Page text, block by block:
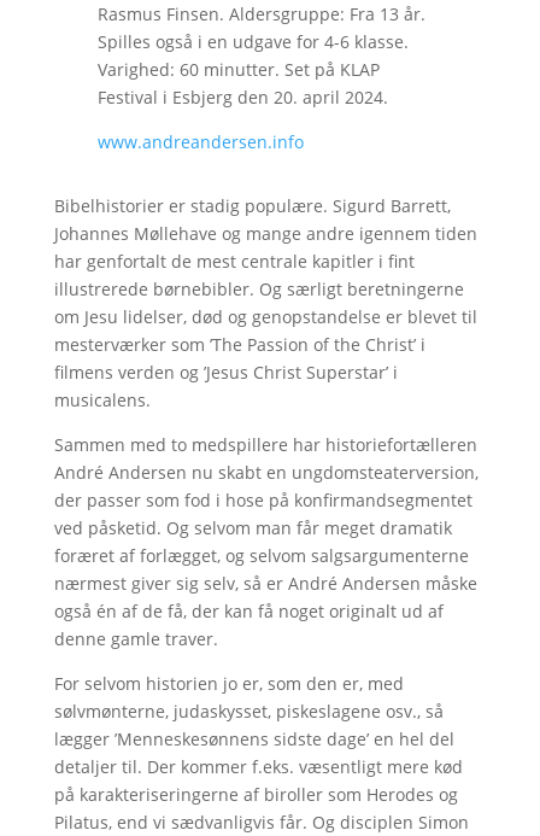
Rasmus Finsen. Aldersgruppe: Fra 13 år.
Spilles også i en udgave for 4-6 klasse.
Varighed: 60 minutter. Set på KLAP
Festival i Esbjerg den 20. april 2024.
www.andreandersen.info
Bibelhistorier er stadig populære. Sigurd Barrett,
Johannes Møllehave og mange andre igennem tiden
har genfortalt de mest centrale kapitler i fint
illustrerede børnebibler. Og særligt beretningerne
om Jesu lidelser, død og genopstandelse er blevet til
mesterværker som ’The Passion of the Christ’ i
filmens verden og ’Jesus Christ Superstar’ i
musicalens.
Sammen med to medspillere har historiefortælleren
André Andersen nu skabt en ungdomsteaterversion,
der passer som fod i hose på konfirmandsegmentet
ved påsketid. Og selvom man får meget dramatik
foræret af forlægget, og selvom salgsargumenterne
nærmest giver sig selv, så er André Andersen måske
også én af de få, der kan få noget originalt ud af
denne gamle traver.
For selvom historien jo er, som den er, med
sølvmønterne, judaskysset, piskeslagene osv., så
lægger ’Menneskesønnens sidste dage’ en hel del
detaljer til. Der kommer f.eks. væsentligt mere kød
på karakteriseringerne af biroller som Herodes og
Pilatus, end vi sædvanligvis får. Og disciplen Simon